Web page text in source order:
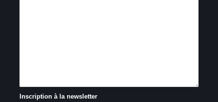
Inscription à la newsletter